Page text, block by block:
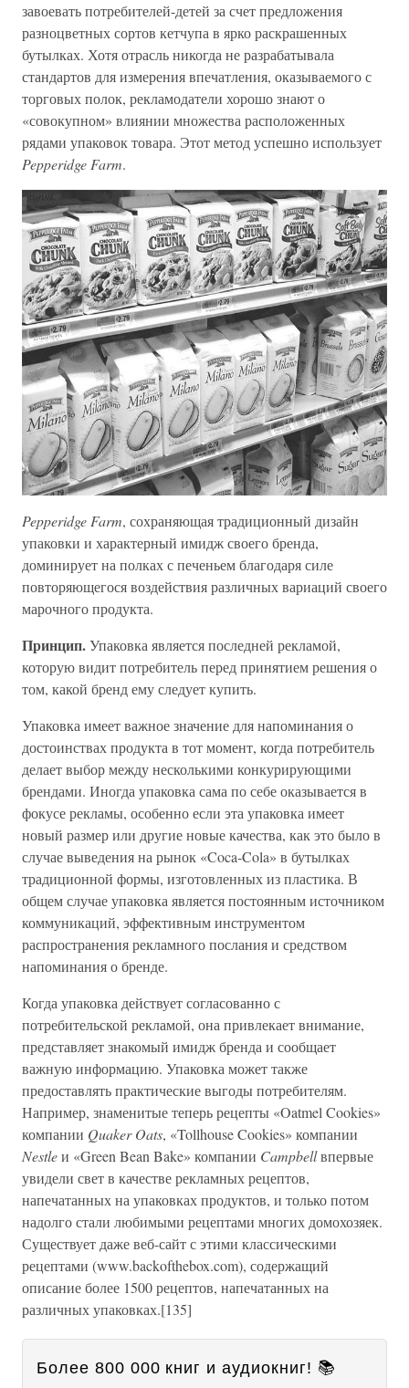
завоевать потребителей-детей за счет предложения
разноцветных сортов кетчупа в ярко раскрашенных
бутылках. Хотя отрасль никогда не разрабатывала
стандартов для измерения впечатления, оказываемого с
торговых полок, рекламодатели хорошо знают о
«совокупном» влиянии множества расположенных
рядами упаковок товара. Этот метод успешно использует
Pepperidge Farm.
Pepperidge Farm, сохраняющая традиционный дизайн
упаковки и характерный имидж своего бренда,
доминирует на полках с печеньем благодаря силе
повторяющегося воздействия различных вариаций своего
марочного продукта.
Принцип.Упаковка является последней рекламой,
которую видит потребитель перед принятием решения о
том, какой бренд ему следует купить.
Упаковка имеет важное значение для напоминания о
достоинствах продукта в тот момент, когда потребитель
делает выбор между несколькими конкурирующими
брендами. Иногда упаковка сама по себе оказывается в
фокусе рекламы, особенно если эта упаковка имеет
новый размер или другие новые качества, как это было в
случае выведения на рынок «Coca-Cola» в бутылках
традиционной формы, изготовленных из пластика. В
общем случае упаковка является постоянным источником
коммуникаций, эффективным инструментом
распространения рекламного послания и средством
напоминания о бренде.
Когда упаковка действует согласованно с
потребительской рекламой, она привлекает внимание,
представляет знакомый имидж бренда и сообщает
важную информацию. Упаковка может также
предоставлять практические выгоды потребителям.
Например, знаменитые теперь рецепты «Oatmel Cookies»
компании Quaker Oats, «Tollhouse Cookies» компании
Nestleи «Green Bean Bake» компании Campbellвпервые
увидели свет в качестве рекламных рецептов,
напечатанных на упаковках продуктов, и только потом
надолго стали любимыми рецептами многих домохозяек.
Существует даже веб-сайт с этими классическими
рецептами (www.backofthebox.com), содержащий
описание более 1500 рецептов, напечатанных на
различных упаковках.[135]
Более 800 000 книг и аудиокниг! 📚